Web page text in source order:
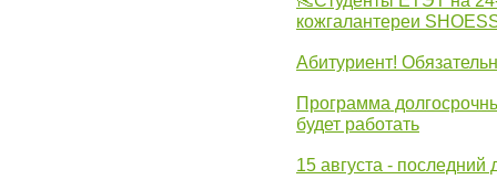
кожгалантереи
Абитуриент!
Программа
будет работать
15 августа - последний